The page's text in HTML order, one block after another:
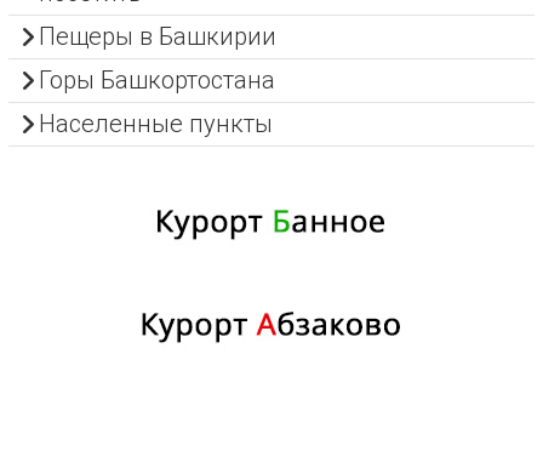
Пещеры в Башкирии
Горы Башкортостана
Населенные пункты